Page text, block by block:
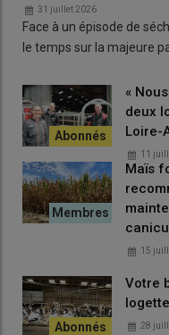
31 juillet 2026
Face à un épisode de
le temps sur la majeure
«
deux
Loire-
11
Maïs
15
Votre
28